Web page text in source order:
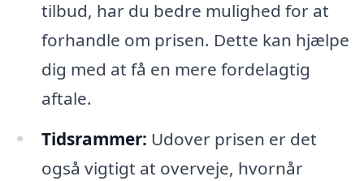
tilbud, har du bedre mulighed for at
forhandle om prisen. Dette kan hjælpe
dig med at få en mere fordelagtig
aftale.
Tidsrammer: Udover prisen er det
også vigtigt at overveje, hvornår